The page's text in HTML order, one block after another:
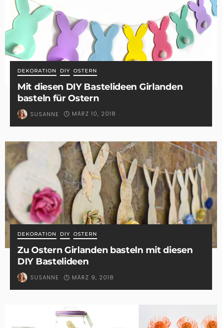
DEKORATION DIY OSTERN
Mit diesen DIY Bastelideen Girlanden
basteln für Ostern
SUSANNE MÄRZ 10, 2018
DEKORATION DIY OSTERN
Zu Ostern Girlanden basteln mit diesen
DIY Bastelideen
SUSANNE MÄRZ 9, 2018